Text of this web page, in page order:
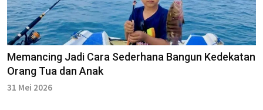
Memancing Jadi Cara Sederhana Bangun Kedekatan
Orang Tua dan Anak
31 Mei 2026